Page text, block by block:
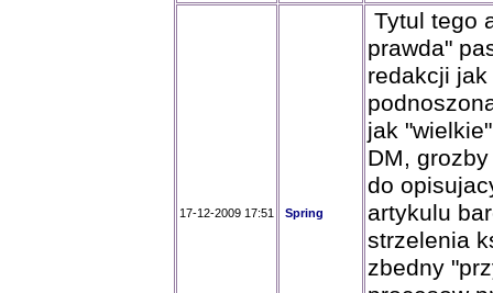
17-12-2009 17:51 Spring
Tytul tego
prawda"
redakcji
jak
DM,
do
artykulu
strzelenia
zbedny